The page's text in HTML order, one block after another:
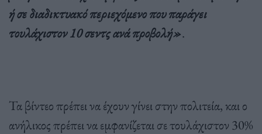
ή σε διαδικτυακό περιεχόμενο που παράγει
τουλάχιστον 10 σεντς ανά προβολή».
Τα βίντεο πρέπει να έχουν γίνει στην πολιτεία, και ο
ανήλικος πρέπει να εμφανίζεται σε τουλάχιστον 30%